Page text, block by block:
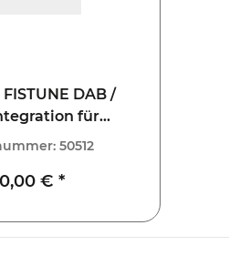
FISTUNE DAB /
für
S-Klasse S221
50512
€*